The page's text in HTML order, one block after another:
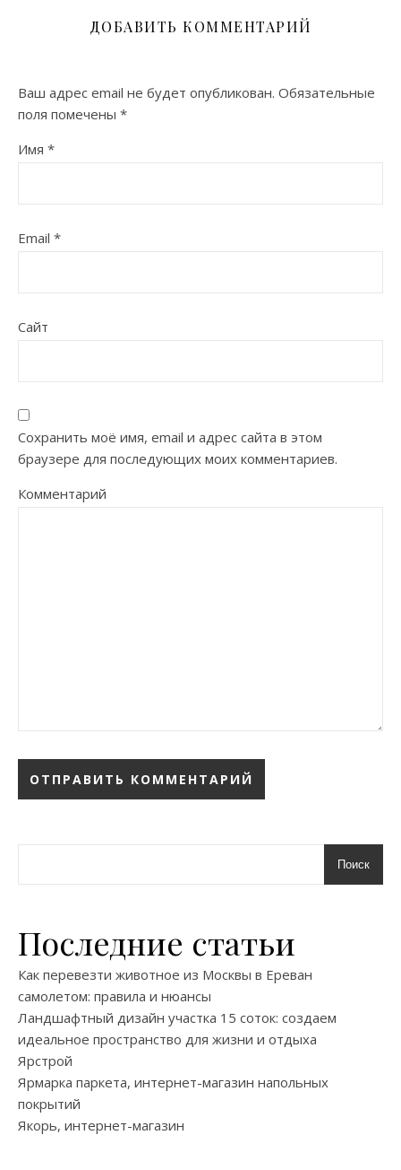
ДОБАВИТЬ КОММЕНТАРИЙ
Ваш адрес email не будет опубликован. Обязательные
поля помечены *
Имя *
Email *
Сайт
Сохранить моё имя, email и адрес сайта в этом
браузере для последующих моих комментариев.
Комментарий
Поиск
Последние статьи
Как перевезти животное из Москвы в Ереван
самолетом: правила и нюансы
Ландшафтный дизайн участка 15 соток: создаем
идеальное пространство для жизни и отдыха
Ярстрой
Ярмарка паркета, интернет-магазин напольных
покрытий
Якорь, интернет-магазин